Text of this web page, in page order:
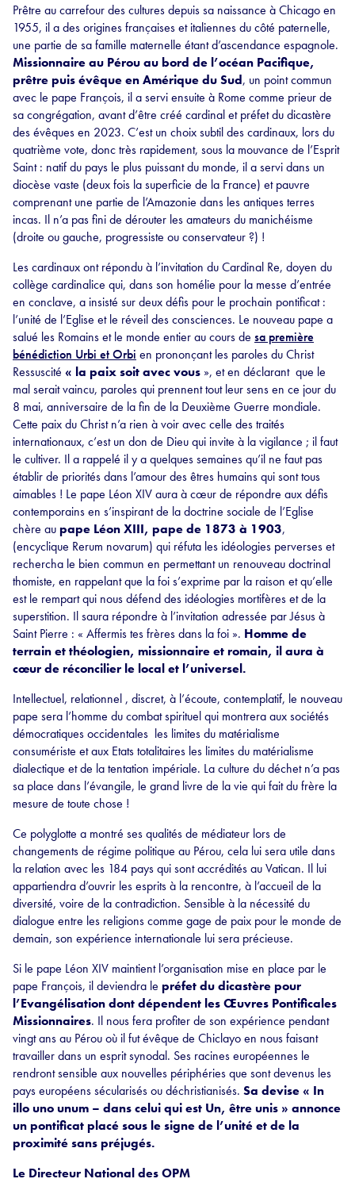
Prêtre au carrefour des cultures depuis sa naissance à Chicago en
1955, il a des origines françaises et italiennes du côté paternelle,
une partie de sa famille maternelle étant d’ascendance espagnole.
Missionnaire au Pérou au bord de l’océan Pacifique,
prêtre puis évêque en Amérique du Sud, un point commun
avec le pape François, il a servi ensuite à Rome comme prieur de
sa congrégation, avant d’être créé cardinal et préfet du dicastère
des évêques en 2023. C’est un choix subtil des cardinaux, lors du
quatrième vote, donc très rapidement, sous la mouvance de l’Esprit
Saint : natif du pays le plus puissant du monde, il a servi dans un
diocèse vaste (deux fois la superficie de la France) et pauvre
comprenant une partie de l’Amazonie dans les antiques terres
incas. Il n’a pas fini de dérouter les amateurs du manichéisme
(droite ou gauche, progressiste ou conservateur ?) !
Les cardinaux ont répondu à l’invitation du Cardinal Re, doyen du
collège cardinalice qui, dans son homélie pour la messe d’entrée
en conclave, a insisté sur deux défis pour le prochain pontificat :
l’unité de l’Eglise et le réveil des consciences. Le nouveau pape a
salué les Romains et le monde entier au cours de sa première
bénédiction Urbi et Orbi en prononçant les paroles du Christ
Ressuscité « la paix soit avec vous », et en déclarant que le
mal serait vaincu, paroles qui prennent tout leur sens en ce jour du
8 mai, anniversaire de la fin de la Deuxième Guerre mondiale.
Cette paix du Christ n’a rien à voir avec celle des traités
internationaux, c’est un don de Dieu qui invite à la vigilance ; il faut
le cultiver. Il a rappelé il y a quelques semaines qu’il ne faut pas
établir de priorités dans l’amour des êtres humains qui sont tous
aimables ! Le pape Léon XIV aura à cœur de répondre aux défis
contemporains en s’inspirant de la doctrine sociale de l’Eglise
chère aupape Léon XIII, pape de 1873 à 1903,
(encyclique Rerum novarum) qui réfuta les idéologies perverses et
rechercha le bien commun en permettant un renouveau doctrinal
thomiste, en rappelant que la foi s’exprime par la raison et qu’elle
est le rempart qui nous défend des idéologies mortifères et de la
superstition. Il saura répondre à l’invitation adressée par Jésus à
Saint Pierre : « Affermis tes frères dans la foi ». Homme de
terrain et théologien, missionnaire et romain, il aura à
cœur de réconcilier le local et l’universel.
Intellectuel, relationnel , discret, à l’écoute, contemplatif, le nouveau
pape sera l’homme du combat spirituel qui montrera aux sociétés
démocratiques occidentales les limites du matérialisme
consumériste et aux Etats totalitaires les limites du matérialisme
dialectique et de la tentation impériale. La culture du déchet n’a pas
sa place dans l’évangile, le grand livre de la vie qui fait du frère la
mesure de toute chose !
Ce polyglotte a montré ses qualités de médiateur lors de
changements de régime politique au Pérou, cela lui sera utile dans
la relation avec les 184 pays qui sont accrédités au Vatican. Il lui
appartiendra d’ouvrir les esprits à la rencontre, à l’accueil de la
diversité, voire de la contradiction. Sensible à la nécessité du
dialogue entre les religions comme gage de paix pour le monde de
demain, son expérience internationale lui sera précieuse.
Si le pape Léon XIV maintient l’organisation mise en place par le
pape François, il deviendra le préfet du dicastère pour
l’Evangélisation dont dépendent les Œuvres Pontificales
Missionnaires. Il nous fera profiter de son expérience pendant
vingt ans au Pérou où il fut évêque de Chiclayo en nous faisant
travailler dans un esprit synodal. Ses racines européennes le
rendront sensible aux nouvelles périphéries que sont devenus les
pays européens sécularisés ou déchristianisés. Sa devise « In
illo uno unum – dans celui qui est Un, être unis » annonce
un pontificat placé sous le signe de l’unité et de la
proximité sans préjugés.
Le Directeur National des OPM